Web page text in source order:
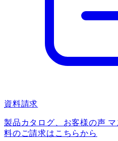
資料請求
製品カタログ、お客様の声
料のご請求はこちらから